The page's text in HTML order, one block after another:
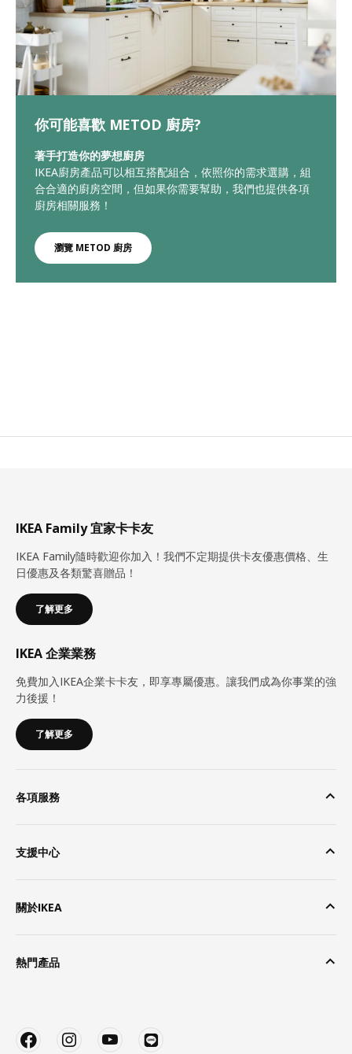
你可能喜歡 METOD 廚房?
著手打造你的夢想廚房
IKEA廚房產品可以相互搭配組合，依照你的需求選購，組
合合適的廚房空間，但如果你需要幫助，我們也提供各項
廚房相關服務！
瀏覽 METOD 廚房
IKEA Family 宜家卡卡友
IKEA Family隨時歡迎你加入！我們不定期提供卡友優惠價格、生
日優惠及各類驚喜贈品！
了解更多
IKEA 企業業務
免費加入IKEA企業卡卡友，即享專屬優惠。讓我們成為你事業的強
力後援！
了解更多
各項服務
支援中心
關於IKEA
熱門產品